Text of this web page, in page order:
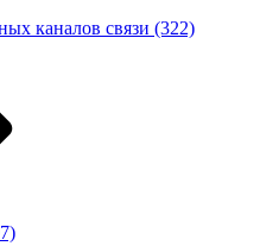
каналов связи (322)